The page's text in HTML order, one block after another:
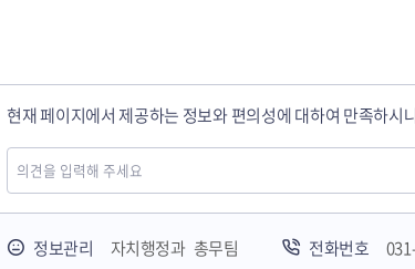
현재 페이지에서 제공하는 정보와 편의성에 대하여 만족하시
정보관리 자치행정과 총무팀 전화번호
국민안전교육플랫폼